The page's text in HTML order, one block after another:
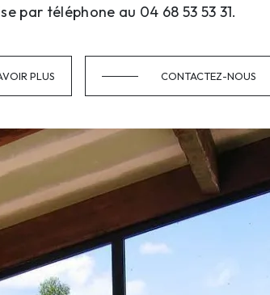
par téléphone au 04 68 53 53 31.
PLUS CONTACTEZ-NOUS